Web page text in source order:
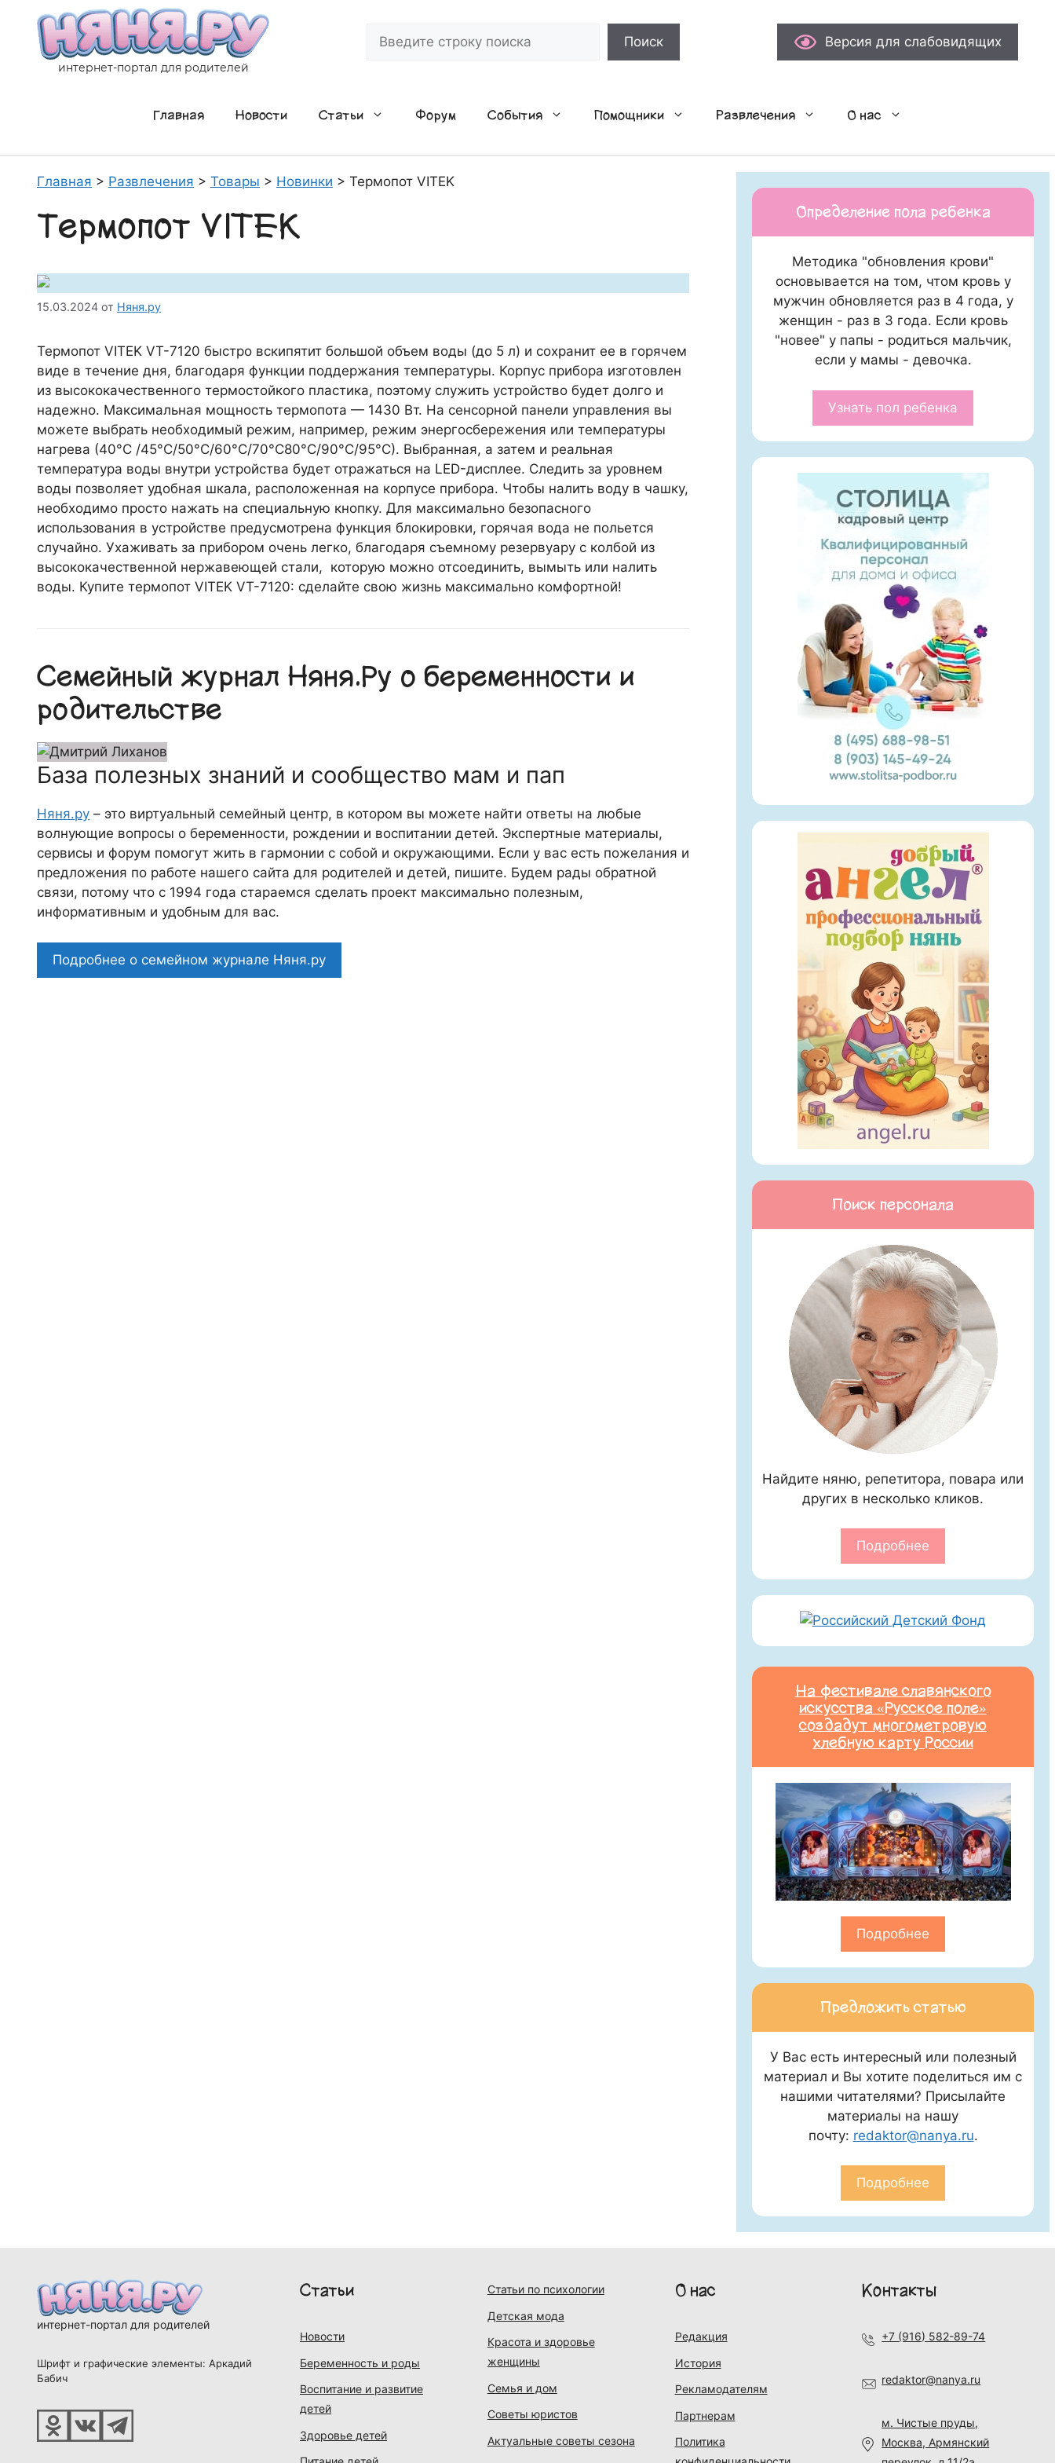
содержимому
интернет-портал для родителей
Поиск Версия для слабовидящих
Главная Новости Статьи Форум События Помощники Развлечения О нас
Главная > Развлечения > Товары > Новинки > Термопот VITEK
Термопот VITEK
15.03.2024 от Няня.ру
Термопот VITEK VT-7120 быстро вскипятит большой объем воды (до 5 л) и сохранит ее в горячем
виде в течение дня, благодаря функции поддержания температуры. Корпус прибора изготовлен
из высококачественного термостойкого пластика, поэтому служить устройство будет долго и
надежно. Максимальная мощность термопота — 1430 Вт. На сенсорной панели управления вы
можете выбрать необходимый режим, например, режим энергосбережения или температуры
нагрева (40°С /45°С/50°С/60°С/70°С80°С/90°С/95°С). Выбранная, а затем и реальная
температура воды внутри устройства будет отражаться на LED-дисплее. Следить за уровнем
воды позволяет удобная шкала, расположенная на корпусе прибора. Чтобы налить воду в чашку,
необходимо просто нажать на специальную кнопку. Для максимально безопасного
использования в устройстве предусмотрена функция блокировки, горячая вода не польется
случайно. Ухаживать за прибором очень легко, благодаря съемному резервуару с колбой из
высококачественной нержавеющей стали, которую можно отсоединить, вымыть или налить
воды. Купите термопот VITEK VT-7120: сделайте свою жизнь максимально комфортной!
Семейный журнал Няня.Ру о беременности и
родительстве
База полезных знаний и сообщество мам и пап
Няня.ру – это виртуальный семейный центр, в котором вы можете найти ответы на любые
волнующие вопросы о беременности, рождении и воспитании детей. Экспертные материалы,
сервисы и форум помогут жить в гармонии с собой и окружающими. Если у вас есть пожелания и
предложения по работе нашего сайта для родителей и детей, пишите. Будем рады обратной
связи, потому что c 1994 года стараемся сделать проект максимально полезным,
информативным и удобным для вас.
Подробнее о семейном журнале Няня.ру
Определение пола ребенка
Методика "обновления крови"
основывается на том, чтом кровь у
мужчин обновляется раз в 4 года, у
женщин - раз в 3 года. Если кровь
"новее" у папы - родиться мальчик,
если у мамы - девочка.
Узнать пол ребенка
Поиск персонала
Найдите няню, репетитора, повара или
других в несколько кликов.
Подробнее
На фестивале славянского
искусства «Русское поле»
создадут многометровую
хлебную карту России
Подробнее
Предложить статью
У Вас есть интересный или полезный
материал и Вы хотите поделиться им с
нашими читателями? Присылайте
материалы на нашу
почту: redaktor@nanya.ru.
Подробнее
интернет-портал для родителей
Шрифт и графические элементы: Аркадий
Бабич
Статьи
Новости
Беременность и роды
Воспитание и развитие
детей
Здоровье детей
Статьи по психологии
Детская мода
Красота и здоровье
женщины
Семья и дом
Советы юристов
Актуальные советы сезона
О нас
Редакция
История
Рекламодателям
Партнерам
Политика
Контакты
+7 (916) 582-89-74
redaktor@nanya.ru
м. Чистые пруды,
Москва, Армянский